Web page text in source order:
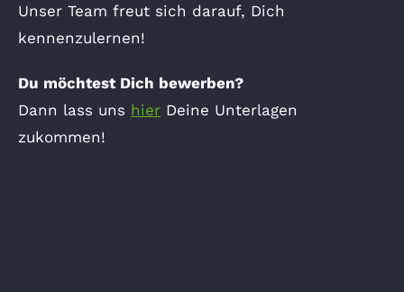
Unser Team freut sich darauf, Dich
kennenzulernen!
Du möchtest Dich bewerben?
Dann lass uns hier Deine Unterlagen
zukommen!